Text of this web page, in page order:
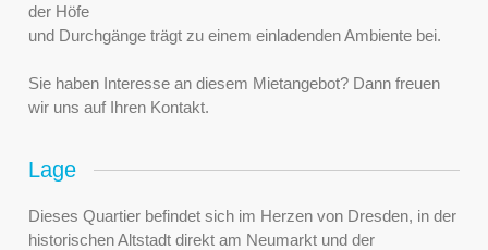
der Höfe
und Durchgänge trägt zu einem einladenden Ambiente bei.
Sie haben Interesse an diesem Mietangebot? Dann freuen
wir uns auf Ihren Kontakt.
Lage
Dieses Quartier befindet sich im Herzen von Dresden, in der
historischen Altstadt direkt am Neumarkt und der